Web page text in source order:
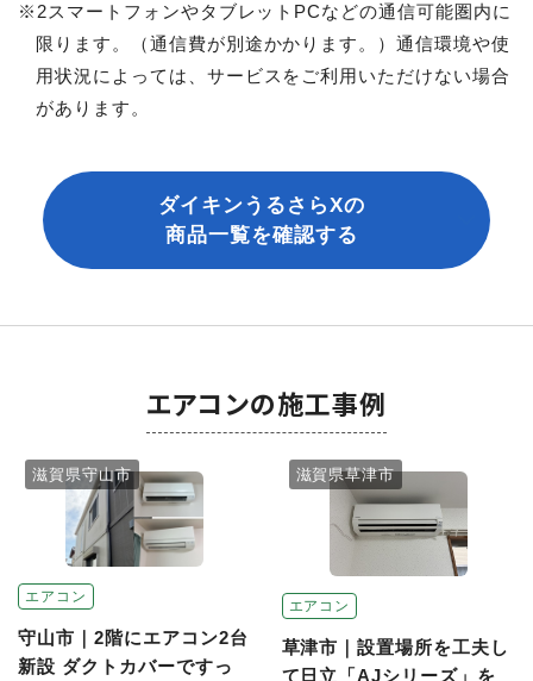
※2スマートフォンやタブレットPCなどの通信可能圏内に
限ります。（通信費が別途かかります。）通信環境や使
用状況によっては、サービスをご利用いただけない場合
があります。
ダイキンうるさらXの
商品一覧を確認する
エアコンの施工事例
エアコン
滋賀県守山市
守山市｜2階にエアコン2台
新設 ダクトカバーですっ
エアコン
滋賀県草津市
草津市｜設置場所を工夫し
て日立「AJシリーズ」を